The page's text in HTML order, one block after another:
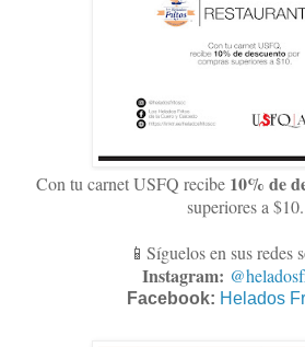
Con tu carnet USFQ recibe 10% de
superiores a $10.
📱Síguelos en sus redes
Instagram:
Facebook: Helados